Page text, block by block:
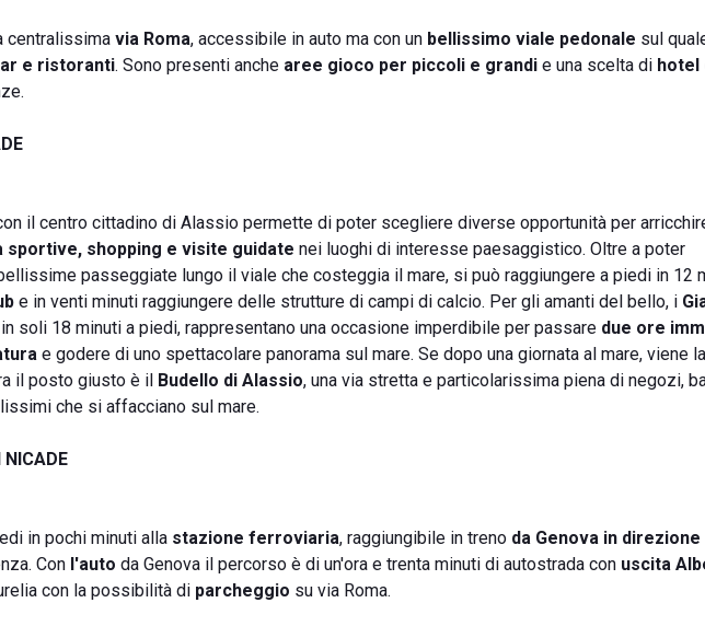
centralissima via Roma, accessibile in auto ma con un bellissimo viale pedonale sul
e ristoranti. Sono presenti anche aree gioco per piccoli e grandi e una scelta di hotel
il centro cittadino di Alassio permette di poter scegliere diverse opportunità per
sportive, shopping e visite guidate nei luoghi di interesse paesaggistico. Oltre a poter
passeggiate lungo il viale che costeggia il mare, si può raggiungere a piedi in 12
e in venti minuti raggiungere delle strutture di campi di calcio. Per gli amanti del bello, i
soli 18 minuti a piedi, rappresentano una occasione imperdibile per passare due ore
e godere di uno spettacolare panorama sul mare. Se dopo una giornata al mare, viene la
il posto giusto è il Budello di Alassio, una via stretta e particolarissima piena di negozi,
che si affacciano sul mare.
NICADE
in pochi minuti alla stazione ferroviaria, raggiungibile in treno da Genova in direzione
Con l'auto da Genova il percorso è di un'ora e trenta minuti di autostrada con uscita
con la possibilità di parcheggio su via Roma.